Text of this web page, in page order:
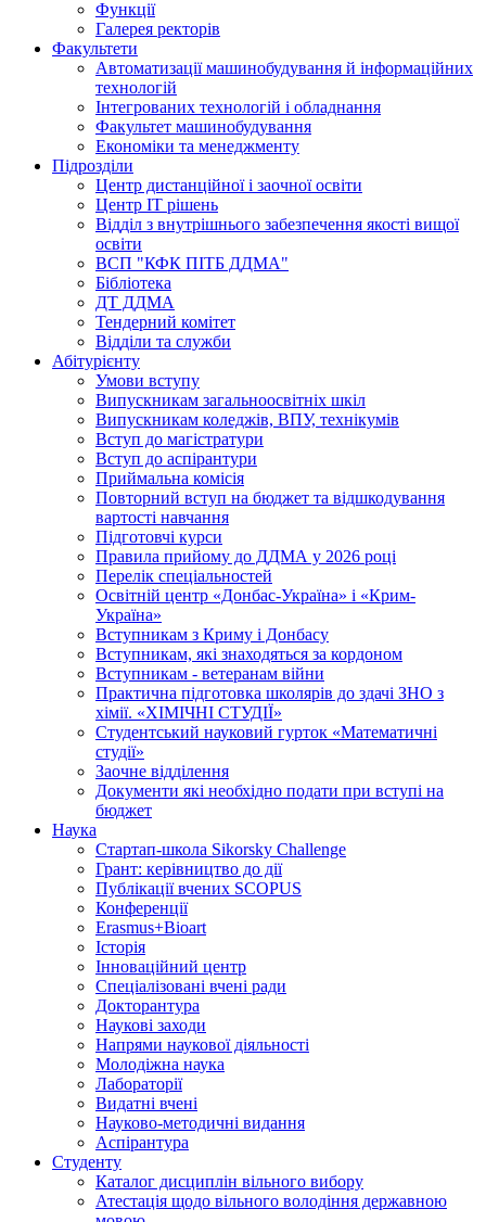
Функції
Галерея ректорів
Факультети
Автоматизації машинобудування й інформаційних
технологій
Інтегрованих технологій і обладнання
Факультет машинобудування
Економіки та менеджменту
Підрозділи
Центр дистанційної і заочної освіти
Центр ІТ рішень
Відділ з внутрішнього забезпечення якості вищої
освіти
ВСП "КФК ПІТБ ДДМА"
Бібліотека
ДТ ДДМА
Тендерний комітет
Відділи та служби
Абітурієнту
Умови вступу
Випускникам загальноосвітніх шкіл
Випускникам коледжів, ВПУ, технікумів
Вступ до магістратури
Вступ до аспірантури
Приймальна комісія
Повторний вступ на бюджет та відшкодування
вартості навчання
Підготовчі курси
Правила прийому до ДДМА у 2026 році
Перелік спеціальностей
Освітній центр «Донбас-Україна» і «Крим-
Україна»
Вступникам з Криму і Донбасу
Вступникам, які знаходяться за кордоном
Вступникам - ветеранам війни
Практична підготовка школярів до здачі ЗНО з
хімії. «ХІМІЧНІ СТУДІЇ»
Студентський науковий гурток «Математичні
студії»
Заочне відділення
Документи які необхідно подати при вступі на
бюджет
Наука
Стартап-школа Sikorsky Challenge
Грант: керівництво до дії
Публікації вчених SCOPUS
Конференції
Erasmus+Bioart
Історія
Інноваційний центр
Спеціалізовані вчені ради
Докторантура
Наукові заходи
Напрями наукової діяльності
Молодіжна наука
Лабораторії
Видатні вчені
Науково-методичні видання
Аспірантура
Студенту
Каталог дисциплін вільного вибору
Атестація щодо вільного володіння державною